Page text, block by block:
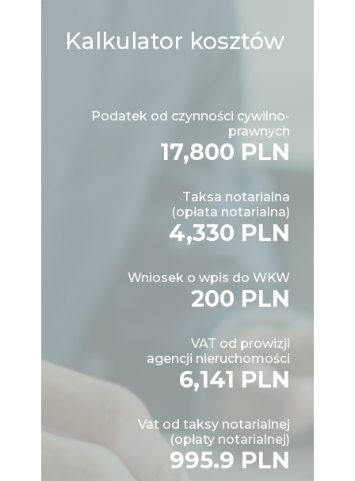
Kalkulator kosztów
Podatek od czynności cywilno-
prawnych
17,800 PLN
Taksa notarialna
(opłata notarialna)
4,330 PLN
Wniosek o wpis do WKW
200 PLN
VAT od prowizji
agencji nieruchomości
6,141 PLN
Vat od taksy notarialnej
(opłaty notarialnej)
995.9 PLN